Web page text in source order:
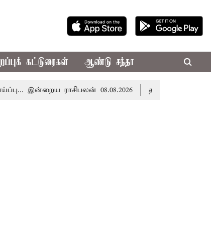
கட்டுரைகள் ஆண்டு சந்தா
ராசிபலன் 08.08.2026 தமிழகத்தில் இன்று